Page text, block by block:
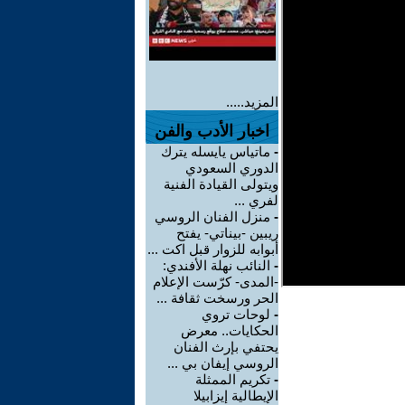
المزيد.....
اخبار الأدب والفن
- ماتياس يايسله يترك
الدوري السعودي
ويتولى القيادة الفنية
لفري ...
- منزل الفنان الروسي
ريبين -بيناتي- يفتح
أبوابه للزوار قبل اكت ...
- النائب نهلة الأفندي:
-المدى- كرّست الإعلام
الحر ورسخت ثقافة ...
- لوحات تروي
الحكايات.. معرض
يحتفي بإرث الفنان
الروسي إيفان بي ...
- تكريم الممثلة
الإيطالية إيزابيلا